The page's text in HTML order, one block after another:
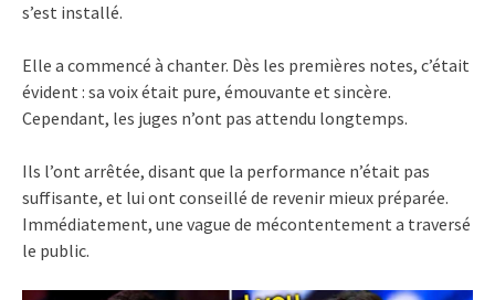
s’est installé.
Elle a commencé à chanter. Dès les premières notes, c’était
évident : sa voix était pure, émouvante et sincère.
Cependant, les juges n’ont pas attendu longtemps.
Ils l’ont arrêtée, disant que la performance n’était pas
suffisante, et lui ont conseillé de revenir mieux préparée.
Immédiatement, une vague de mécontentement a traversé
le public.